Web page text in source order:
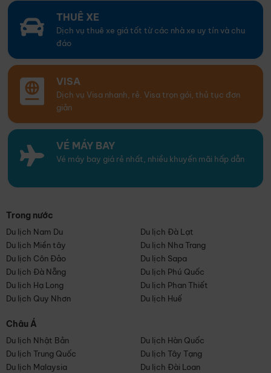
THUÊ XE
Dịch vụ thuê xe giá tốt từ các nhà xe uy tín và chu
đáo
VISA
Dịch vụ Visa nhanh, rẻ. Visa trọn gói, thủ tục đơn
giản
VÉ MÁY BAY
Vé máy bay giá rẻ nhất, nhiều khuyến mãi hấp dẫn
Trong nước
Du lịch Nam Du
Du lịch Đà Lạt
Du lịch Miền tây
Du lịch Nha Trang
Du lịch Côn Đảo
Du lịch Sapa
Du lịch Đà Nẵng
Du lịch Phú Quốc
Du lịch Hạ Long
Du lịch Phan Thiết
Du lịch Quy Nhơn
Du lịch Huế
Châu Á
Du lịch Nhật Bản
Du lịch Hàn Quốc
Du lịch Trung Quốc
Du lịch Tây Tạng
Du lịch Malaysia
Du lịch Đài Loan